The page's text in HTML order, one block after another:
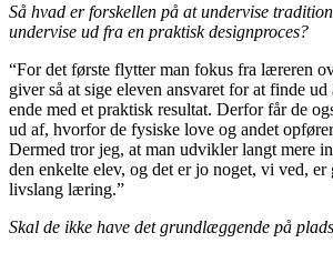
Så hvad er forskellen på at undervise
undervise ud fra en praktisk designproces?
“For det første flytter man fokus fra læreren
giver så at sige eleven ansvaret for at finde
ende med et praktisk resultat. Derfor får de
ud af, hvorfor de fysiske love og andet
Dermed tror jeg, at man udvikler langt mere
den enkelte elev, og det er jo noget, vi ved,
livslang læring.”
Skal de ikke have det grundlæggende på